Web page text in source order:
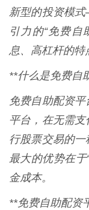
新型的投资模
引力的“免费自
息、高杠杆的特
**什么是免费自
免费自助配资
平台，在无需
行股票交易的
最大的优势在
金成本。
**免费自助配资